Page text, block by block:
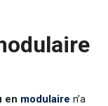
en modulaire n’a